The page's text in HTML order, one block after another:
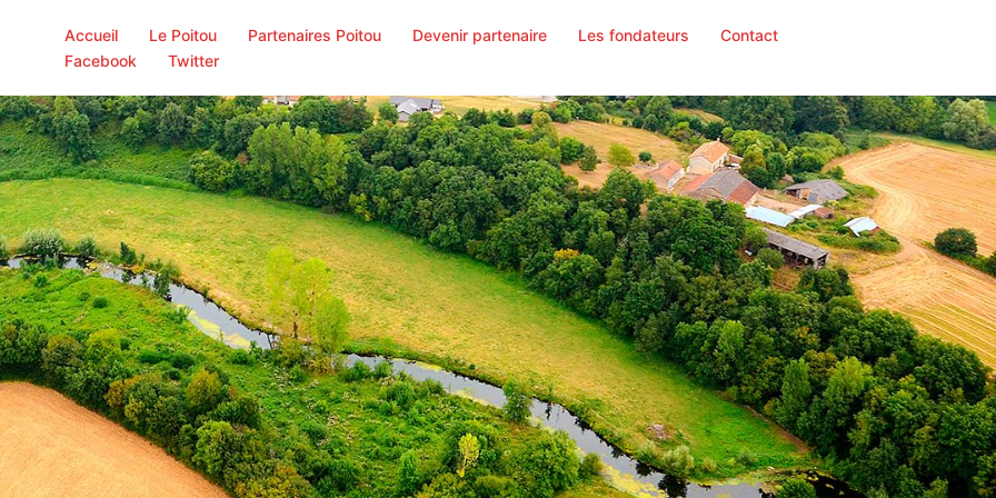
Accueil Le Poitou Partenaires Poitou Devenir partenaire Les fondateurs
Contact
Facebook
Twitter